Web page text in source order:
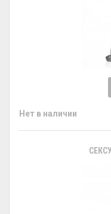
Нет в наличии